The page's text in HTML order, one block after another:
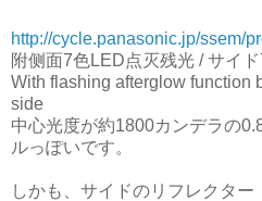
http://cycle.panasonic.jp/ssem/
附侧面7色LED点灭残光 / サイ
With flashing afterglow function
side
中心光度が約1800カンデラの
ルっぽいです。
しかも、サイドのリフレクター